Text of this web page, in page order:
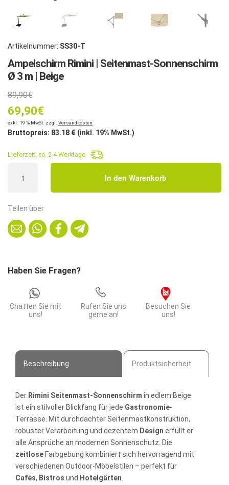
Artikelnummer: SS30-T
Ampelschirm Rimini | Seitenmast-Sonnenschirm
Ø 3 m | Beige
89,90€Ursprünglicher
Preis
war:
89,90€
69,90€
Aktueller
Preis
69,90€.
exkl. 19 % MwSt. zzgl. Versandkosten
Bruttopreis: 83.18 € (inkl. 19% MwSt.)
Lieferzeit: ca. 2-4 Werktage
Rimini
Seitenmast-
Ø
3
Beige
In den Warenkorb
Teilen über
Haben Sie Fragen?
Chatten Sie mit
uns!
Rufen Sie uns
gerne an!
Besuchen Sie
uns!
Beschreibung Produktsicherheit
Der Rimini Seitenmast-Sonnenschirm in edlem Beige
ist ein stilvoller Blickfang für jede Gastronomie-
Terrasse. Mit durchdachter Seitenmastkonstruktion,
robuster Verarbeitung und dezentem Design erfüllt er
alle Ansprüche an modernen Sonnenschutz. Die
zeitlose Farbgebung kombiniert sich hervorragend mit
verschiedenen Outdoor-Möbelstilen – perfekt für
Cafés, Bistros und Hotelgärten.